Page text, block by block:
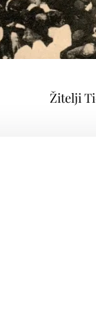
Žitelji